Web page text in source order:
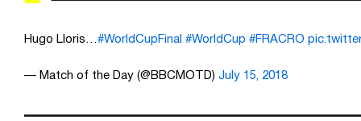
Hugo Lloris…#WorldCupFinal #WorldCup #FRACRO
— Match of the Day (@BBCMOTD) July 15, 2018